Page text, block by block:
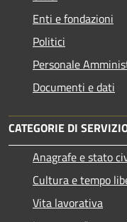
Enti e fondazioni
Politici
Personale
Documenti e dati
CATEGORIE DI
Anagrafe e stato
Cultura e tempo
Vita lavorativa